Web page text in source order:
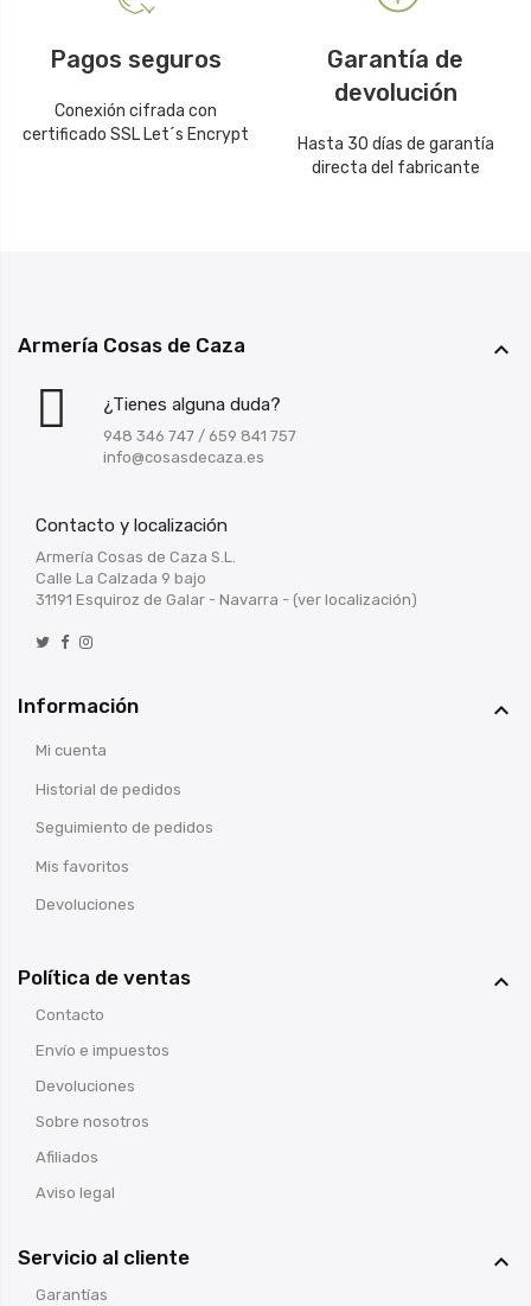
Pagos seguros
Conexión cifrada con
certificado SSL Let´s Encrypt
Garantía de
devolución
Hasta 30 días de garantía
directa del fabricante
Armería Cosas de Caza 
¿Tienes alguna duda?
948 346 747 / 659 841 757
info@cosasdecaza.es
Contacto y localización
Armería Cosas de Caza S.L.
Calle La Calzada 9 bajo
31191 Esquiroz de Galar - Navarra - (ver localización)
Información 
Mi cuenta
Historial de pedidos
Seguimiento de pedidos
Mis favoritos
Devoluciones
Política de ventas 
Contacto
Envío e impuestos
Devoluciones
Sobre nosotros
Afiliados
Aviso legal
Servicio al cliente 
Garantías